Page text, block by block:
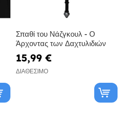
Σπαθί του Νάζγκουλ - Ο
Άρχοντας των Δαχτυλιδιών
15,99 €
ΔΙΑΘΈΣΙΜΟ